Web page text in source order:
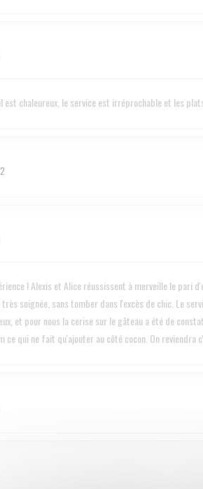
est chaleureux, le service est irréprochable et les
! Alexis et Alice réussissent à merveille le pari
soignée, sans tomber dans l'excès de chic. Le
et pour nous la cerise sur le gâteau a été de
qui ne fait qu'ajouter au côté cocon. On reviendra